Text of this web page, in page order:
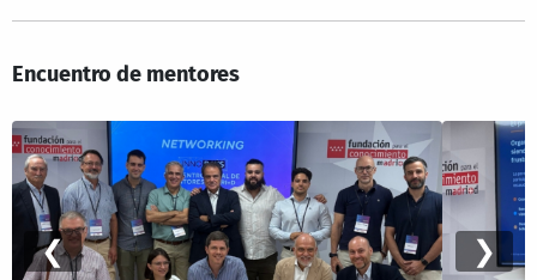
Encuentro de mentores
❮ ❯